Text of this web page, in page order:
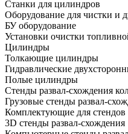
Станки для цилиндров
Оборудование для чистки и
БУ оборудование
Установки очистки
Цилиндры
Толкающие цилиндры
Гидравлические
Полые цилиндры
Стенды развал-схождения
Грузовые стенды развал-
Комплектующие для стендов
3D стенды развал-схождения